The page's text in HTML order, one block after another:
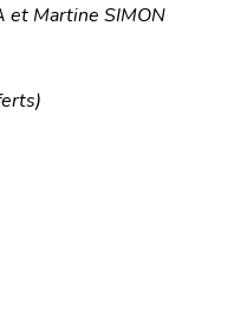
et Martine SIMON